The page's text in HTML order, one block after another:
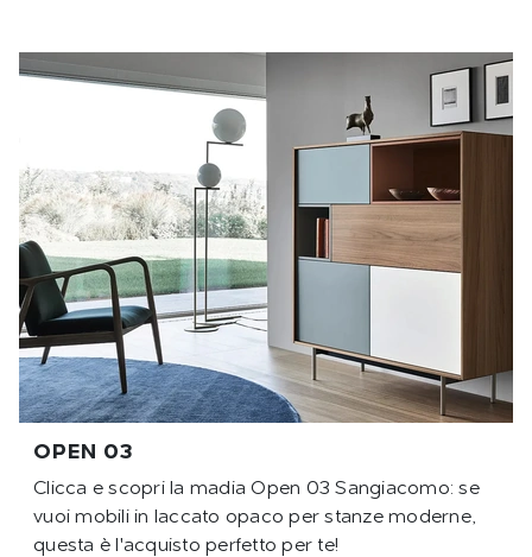
OPEN 03
Clicca e scopri la madia Open 03 Sangiacomo: se
vuoi mobili in laccato opaco per stanze moderne,
questa è l'acquisto perfetto per te!